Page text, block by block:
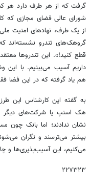
گرفت که از هر طرف دارد هر
شورای عالی فضای مجازی که
از یک طرف، نهادهای امنیت
گروهک‌های تندرو نشسته‌اند
قطع کنید!». این تندروها
داریم آسیب می‌بینیم. با
هم یاد گرفته که در این فضا
به گفته این کارشناس این
هک اسنپ یا شرکت‌های دیگر
نشان ندادند؛ اما بانک چون
بیشتر می‌ترسند و نگران
می‌کنیم، این آسیب‌پذیری‌ها و
۲۲۷۳۲۳